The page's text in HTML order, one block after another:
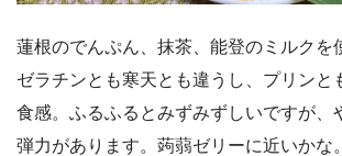
蓮根のでんぷん、抹茶、能登のミルクを
ゼラチンとも寒天とも違うし、プリンと
食感。ふるふるとみずみずしいですが、
弾力があります。蒟蒻ゼリーに近いかな。